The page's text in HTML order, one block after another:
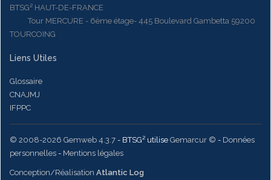
BTSG² HAUT-DE-FRANCE
Tour MERCURE - 6ème étage- 445 Boulevard Gambetta 59200
TOURCOING
Liens Utiles
Glossaire
CNAJMJ
IFPPC
© 2008-2026 Gemweb 4.3.7 - BTSG² utilise Gemarcur © - Données
personnelles - Mentions légales
Conception/Réalisation Atlantic Log